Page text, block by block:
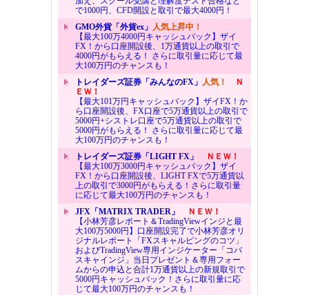
で1000円、CFD開設と取引で最大4000円！
GMO外貨「外貨ex」 人気上昇中！
【最大100万4000円キャッシュバック】ザイ
FX！から口座開設後、1万通貨以上の取引で
4000円がもらえる！ さらに取引量に応じて最
大100万円のチャンスも！
トレイダーズ証券「みんなのFX」 人気！
Ｎ
ＥＷ！
【最大101万円キャッシュバック】ザイFX！か
ら口座開設後、FX口座で5万通貨以上の取引で
5000円+シストレ口座で5万通貨以上の取引で
5000円がもらえる！ さらに取引量に応じて最
大100万円のチャンスも！
トレイダーズ証券「LIGHT FX」
ＮＥＷ！
【最大100万3000円キャッシュバック】ザイ
FX！から口座開設後、LIGHT FXで5万通貨以
上の取引で3000円がもらえる！さらに取引量
に応じて最大100万円のチャンスも！
JFX「MATRIX TRADER」
ＮＥＷ！
【小林芳彦レポート＆TradingViewインジと最
大100万5000円】口座開設完了で小林芳彦オリ
ジナルレポート「FXスキャルピングのコツ」
およびTradingView専用インジケーター「コバ
スキャインジ」当日プレゼント＆専用フォー
ムからの申込と合計1万通貨以上の新規取引で
5000円キャッシュバック！さらに取引量に応
じて最大100万円のチャンスも！